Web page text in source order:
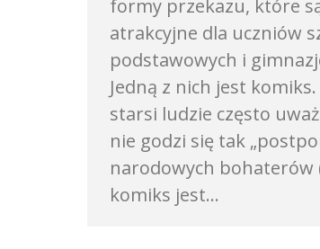
formy przekazu, które
atrakcyjne dla uczniów
podstawowych i
Jedną z nich jest
starsi ludzie często
nie godzi się tak
narodowych bohaterów
komiks jest…